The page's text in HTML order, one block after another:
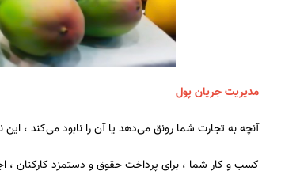
مدیریت جریان پول
آنچه به تجارت شما رونق می‌دهد یا آن را نابود می‌کند ،
کسب و کار شما ، برای پرداخت حقوق و دستمزد کارکنان ،